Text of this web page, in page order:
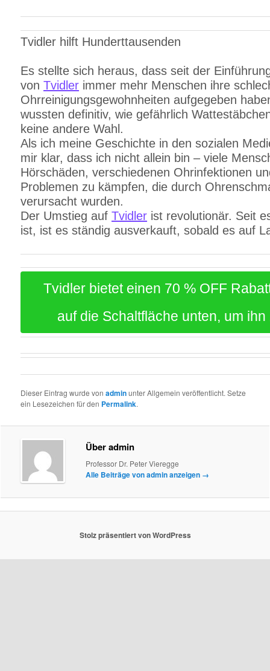
Tvidler hilft Hunderttausenden
Es stellte sich heraus, dass seit der
vonTvidler immer mehr Menschen ihre
Ohrreinigungsgewohnheiten aufgegeben
wussten definitiv, wie gefährlich
keine andere Wahl.
Als ich meine Geschichte in den sozialen
mir klar, dass ich nicht allein bin – viele
Hörschäden, verschiedenen Ohrinfektionen
Problemen zu kämpfen, die durch
verursacht wurden.
Der Umstieg aufTvidler ist revolutionär. Seit
ist, ist es ständig ausverkauft, sobald es auf
Tvidler bietet einen 70 % OFF
auf die Schaltfläche unten, um
Dieser Eintrag wurde vonadminunter Allgemein veröffentlicht. Setze
ein Lesezeichen für den Permalink.
Über admin
Professor Dr. Peter Vieregge
Alle Beiträge von admin anzeigen →
Stolz präsentiert von WordPress